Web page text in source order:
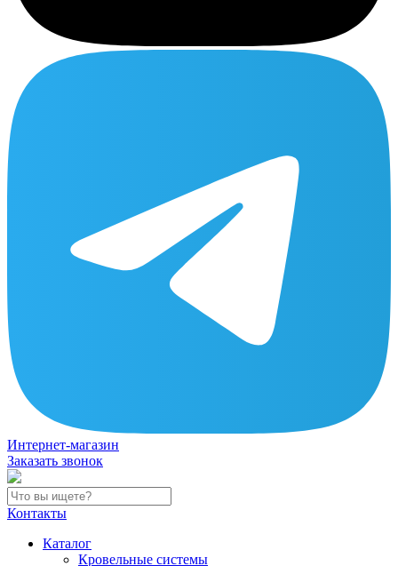
Интернет-магазин
Заказать звонок
Контакты
Каталог
Кровельные системы